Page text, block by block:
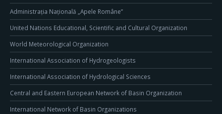
Administrația Națională „Apele Române”
United Nations Educational, Scientific and Cultural Organization
World Meteorological Organization
International Association of Hydrogeologists
International Association of Hydrological Sciences
Central and Eastern European Network of Basin Organization
International Network of Basin Organizations